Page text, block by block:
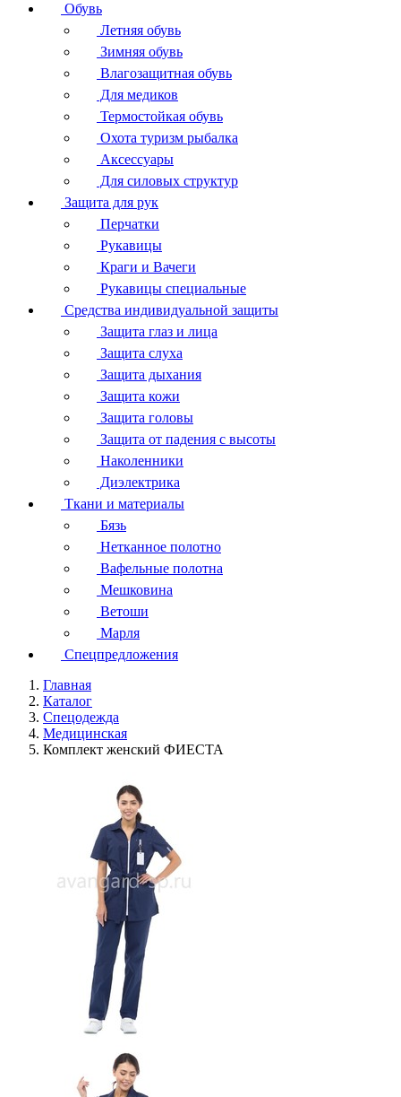
Обувь
Летняя обувь
Зимняя обувь
Влагозащитная обувь
Для медиков
Термостойкая обувь
Охота туризм рыбалка
Аксессуары
Для силовых структур
Защита для рук
Перчатки
Рукавицы
Краги и Вачеги
Рукавицы специальные
Средства индивидуальной защиты
Защита глаз и лица
Защита слуха
Защита дыхания
Защита кожи
Защита головы
Защита от падения с высоты
Наколенники
Диэлектрика
Ткани и материалы
Бязь
Нетканное полотно
Вафельные полотна
Мешковина
Ветоши
Марля
Спецпредложения
Главная
Каталог
Спецодежда
Медицинская
Комплект женский ФИЕСТА